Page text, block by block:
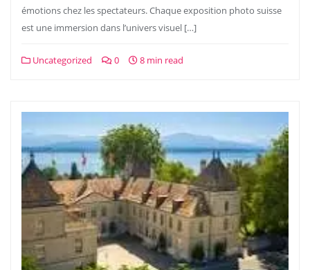
émotions chez les spectateurs. Chaque exposition photo suisse
est une immersion dans l’univers visuel […]
Uncategorized 0 8 min read